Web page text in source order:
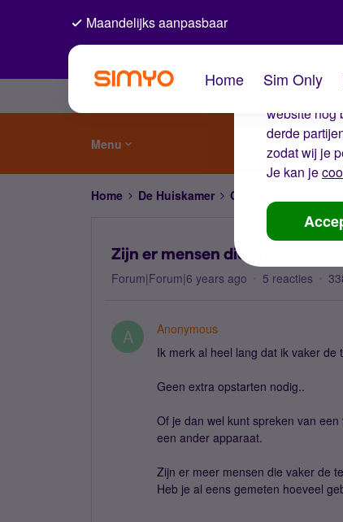
De
Wij
website nog
derde
zodat wij je
Je kan je
Maandelijks aanpasbaar
Home Sim Only
Menu
Home De Huiskamer Gewoon gezellig
Zijn er mensen die, net als ik,
Forum|Forum|6 years ago 5 reacties
A
Anonymous
Ik merk al heel lang dat ik vaker
Geen extra opstarten nodig..
Of je dan wel kunt spreken van
een ander apparaat.
Zijn er meer mensen die vaker de
Heb je al eens gemeten hoeveel